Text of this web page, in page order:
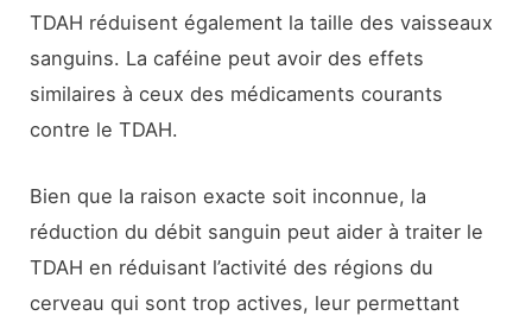
TDAH réduisent également la taille des vaisseaux
sanguins. La caféine peut avoir des effets
similaires à ceux des médicaments courants
contre le TDAH.
Bien que la raison exacte soit inconnue, la
réduction du débit sanguin peut aider à traiter le
TDAH en réduisant l’activité des régions du
cerveau qui sont trop actives, leur permettant